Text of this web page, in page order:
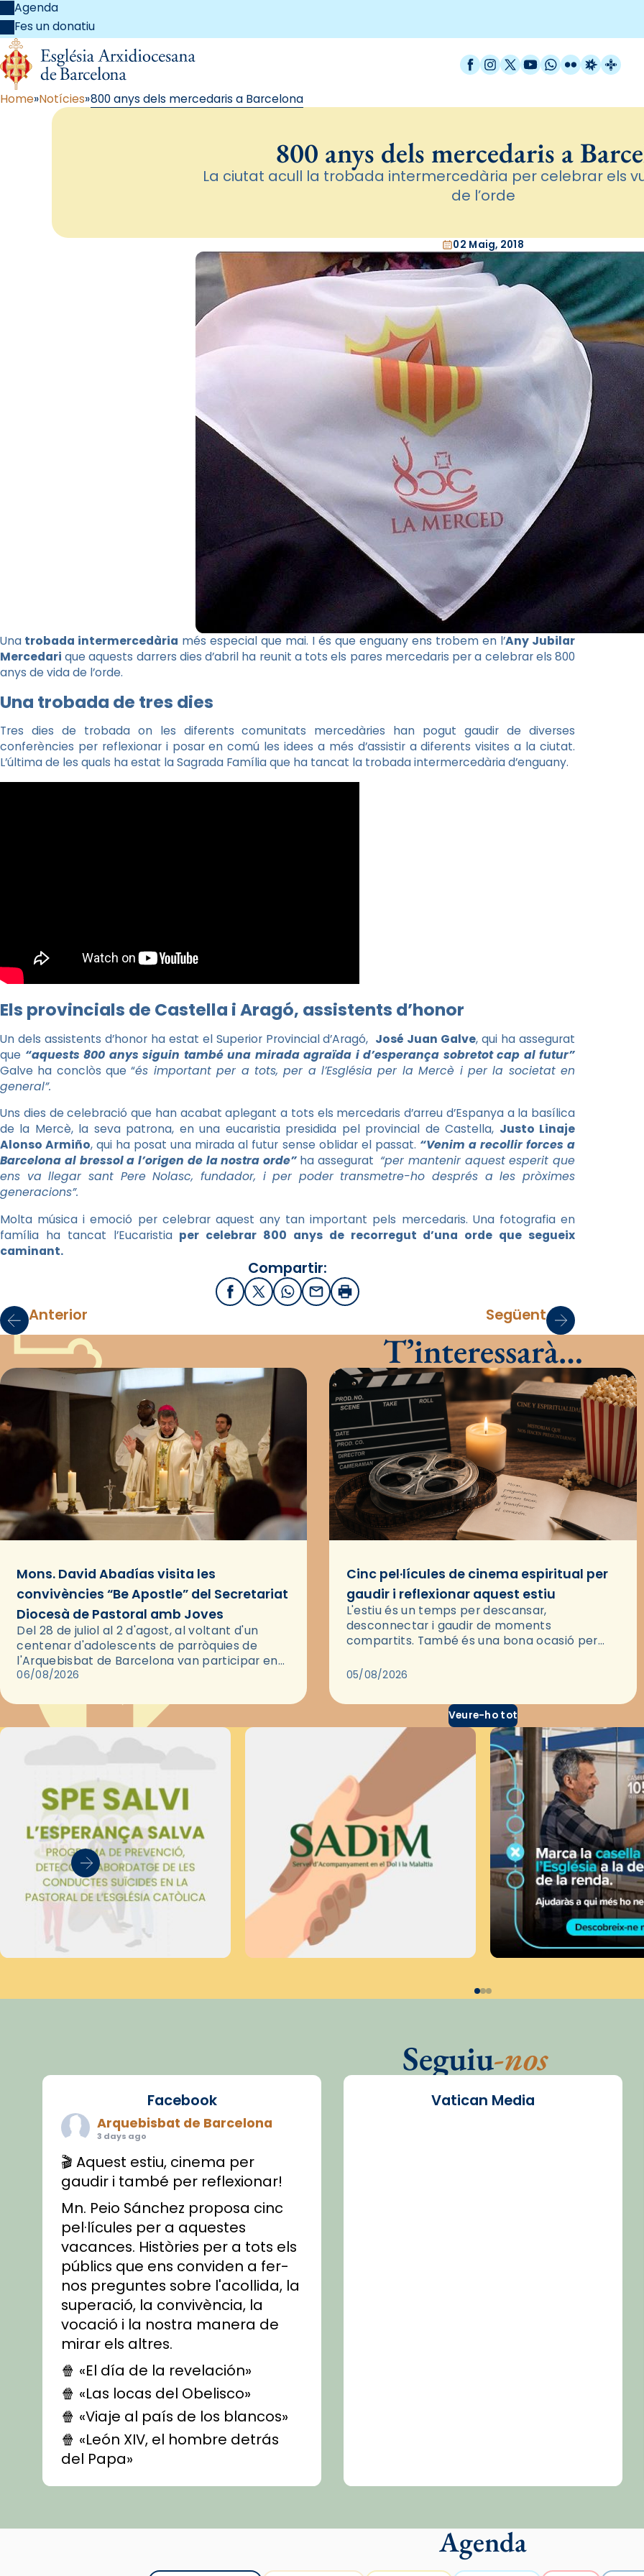
Agenda
Fes un donatiu
Facebook
Instagram
X / Twitter
YouTube
WhatsApp
FlickrRadio
Home Notícies 800 anys dels mercedaris a Barcelona
800 anys dels mercedaris a
La ciutat acull la trobada intermercedària per celebrar els
de l’orde
02 Maig, 2018
Una trobada intermercedària més especial que mai. I és que enguany ens trobem en l’Any Jubilar
Mercedari que aquests darrers dies d’abril ha reunit a tots els pares mercedaris per a celebrar els 800
anys de vida de l’orde.
Una trobada de tres dies
Tres dies de trobada on les diferents comunitats mercedàries han pogut gaudir de diverses
conferències per reflexionar i posar en comú les idees a més d’assistir a diferents visites a la ciutat.
L’última de les quals ha estat la Sagrada Família que ha tancat la trobada intermercedària d’enguany.
Els provincials de Castella i Aragó, assistents d’honor
Un dels assistents d’honor ha estat el Superior Provincial d’Aragó, José Juan Galve, qui ha assegurat
que “aquests 800 anys siguin també una mirada agraïda i d’esperança sobretot cap al futur”
Galve ha conclòs que “és important per a tots, per a l’Església per la Mercè i per la societat en
general”.
Uns dies de celebració que han acabat aplegant a tots els mercedaris d’arreu d’Espanya a la basílica
de la Mercè, la seva patrona, en una eucaristia presidida pel provincial de Castella, Justo Linaje
Alonso Armiño, qui ha posat una mirada al futur sense oblidar el passat. “Venim a recollir forces a
Barcelona al bressol a l’origen de la nostra orde” ha assegurat “per mantenir aquest esperit que
ens va llegar sant Pere Nolasc, fundador, i per poder transmetre-ho després a les pròximes
generacions”.
Molta música i emoció per celebrar aquest any tan important pels mercedaris. Una fotografia en
família ha tancat l’Eucaristia per celebrar 800 anys de recorregut d’una orde que segueix
caminant.
Compartir:
FacebookX / Twitter
WhatsApp
EmailImprimir
Anterior Següent
T’interessarà…
Mons. David Abadías visita les
convivències “Be Apostle” del Secretariat
Diocesà de Pastoral amb Joves
Del 28 de juliol al 2 d'agost, al voltant d'un
centenar d'adolescents de parròquies de
l'Arquebisbat de Barcelona van participar en
les convivències Be Apostle, organitzades pel
06/08/2026
Cinc pel·lícules de cinema espiritual per
gaudir i reflexionar aquest estiu
L'estiu és un temps per descansar,
desconnectar i gaudir de moments
compartits. També és una bona ocasió per
través del cinema, reflexionar sobre les…
05/08/2026
Veure-ho tot
Seguiu-nos
Facebook
Arquebisbat de Barcelona
3 days ago
🎬 Aquest estiu, cinema per
gaudir i també per reflexionar!
Mn. Peio Sánchez proposa cinc
pel·lícules per a aquestes
vacances. Històries per a tots els
públics que ens conviden a fer-
nos preguntes sobre l'acollida, la
superació, la convivència, la
vocació i la nostra manera de
mirar els altres.
🍿 «El día de la revelación»
🍿 «Las locas del Obelisco»
🍿 «Viaje al país de los blancos»
🍿 «León XIV, el hombre detrás
del Papa»
🍿 «Las ovejas detectives»
recomanacions i prepara una
#CinemaEspiritualitual
Vatican Media
Agenda